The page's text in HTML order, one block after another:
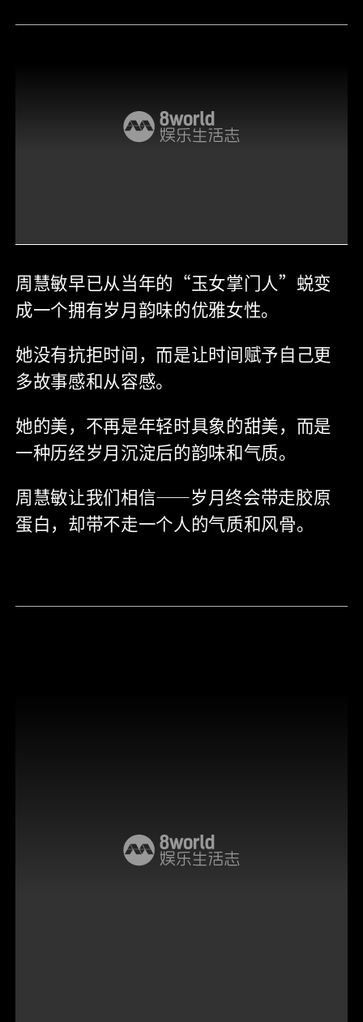
周慧敏早已从当年的“玉女掌门人”蜕变
成一个拥有岁月韵味的优雅女性。
她没有抗拒时间，而是让时间赋予自己更
多故事感和从容感。
她的美，不再是年轻时具象的甜美，而是
一种历经岁月沉淀后的韵味和气质。
周慧敏让我们相信——岁月终会带走胶原
蛋白，却带不走一个人的气质和风骨。